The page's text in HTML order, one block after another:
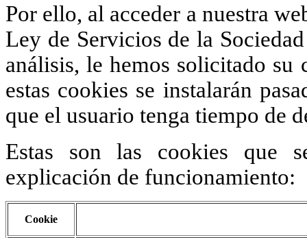
Por ello, al acceder a nuestra
Ley de Servicios de la
análisis, le hemos solicitado su
estas cookies se instalarán
que el usuario tenga tiempo de
Estas son las cookies que
explicación de funcionamiento:
Cookie